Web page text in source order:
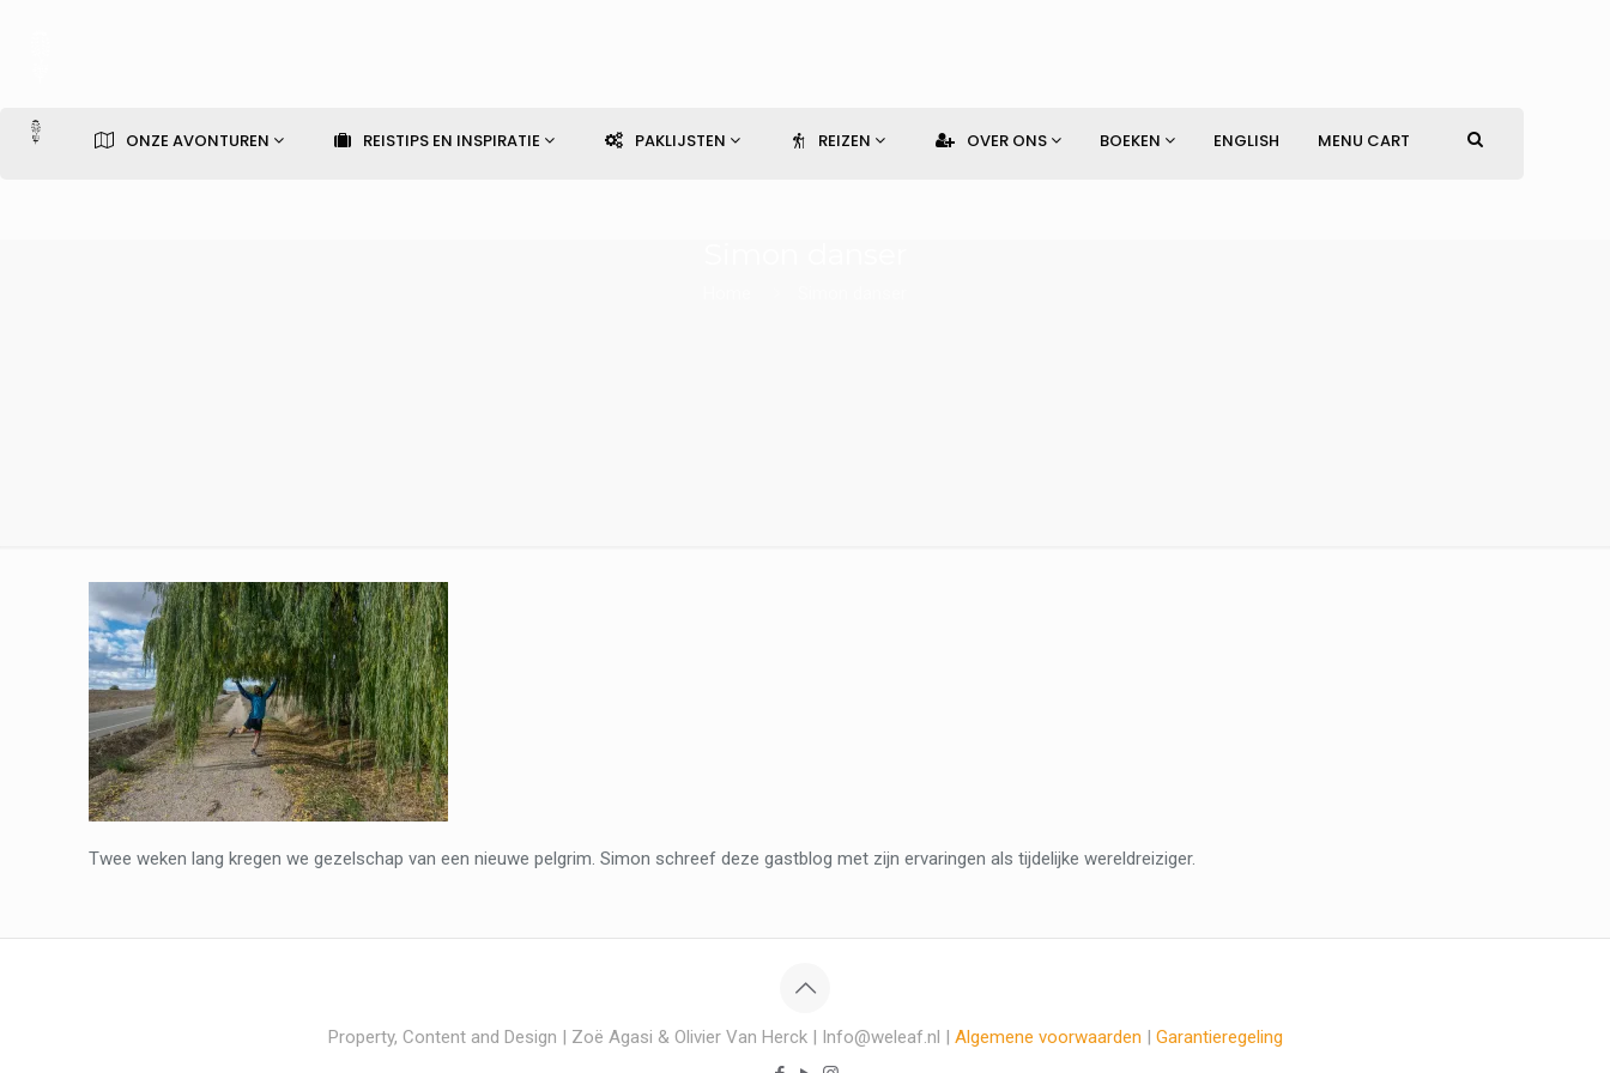
ONZE AVONTUREN REISTIPS EN INSPIRATIE PAKLIJSTEN REIZEN OVER ONS BOEKEN ENGLISH MENU CART
Twee weken lang kregen we gezelschap van een nieuwe pelgrim. Simon schreef deze gastblog met zijn ervaringen als tijdelijke wereldreiziger.
Property, Content and Design | Zoë Agasi & Olivier Van Herck | Info@weleaf.nl | Algemene voorwaarden | Garantieregeling